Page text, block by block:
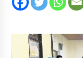
Promosikan Tenun
Bupati H. Jarot : Demi
Perumdam